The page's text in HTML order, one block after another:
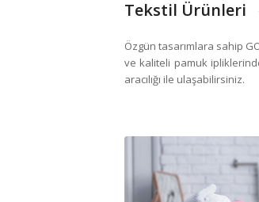
Tekstil Ürünleri
Özgün tasarımlara sahip
ve kaliteli pamuk
aracılığı ile ulaşabilirsiniz.